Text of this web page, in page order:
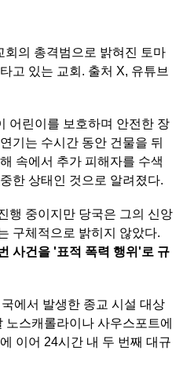
의 총격범으로 밝혀진 토마
고 있는 교회. 출처 X, 유튜브
어린이를 보호하며 안전한 장
기는 수시간 동안 건물을 뒤
속에서 추가 피해자를 수색
한 상태인 것으로 알려졌다.
행 중이지만 당국은 그의 신앙
구체적으로 밝히지 않았다.
사건을 '표적 폭력 행위'로 규
에서 발생한 종교 시설 대상
노스캐롤라이나 사우스포트에
이어 24시간 내 두 번째 대규